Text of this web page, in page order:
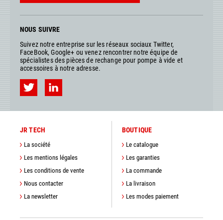
NOUS SUIVRE
Suivez notre entreprise sur les réseaux sociaux Twitter,
FaceBook, Google+ ou venez rencontrer notre équipe de
spécialistes des pièces de rechange pour pompe à vide et
accessoires à notre adresse.
JR TECH
La société
Les mentions légales
Les conditions de vente
Nous contacter
La newsletter
BOUTIQUE
Le catalogue
Les garanties
La commande
La livraison
Les modes paiement